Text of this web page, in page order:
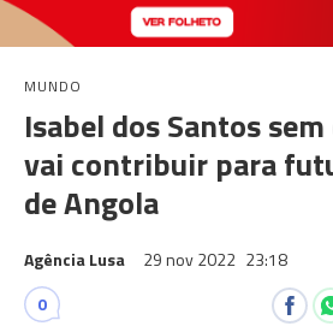
MUNDO
Isabel dos Santos
vai contribuir para
de Angola
Agência Lusa 29 nov 2022 23:18
0